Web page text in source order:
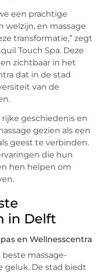
een prachtige
welzijn, en massage
transformatie,” zegt
Touch Spa. Deze
zichtbaar in het
dat in de stad
van de
geschiedenis en
gezien als een
geest te verbinden.
die hun
hen helpen om
in Delft
en Wellnesscentra
beste massage-
geluk. De stad biedt